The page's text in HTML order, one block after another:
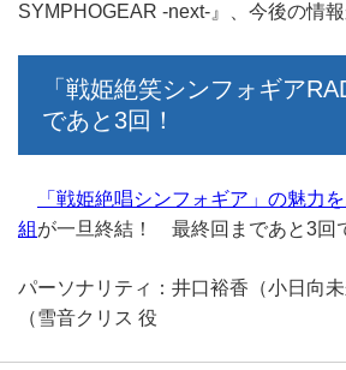
SYMPHOGEAR -next-』、今後の情報
「戦姫絶笑シンフォギア
であと3回！
「戦姫絶唱シンフォギア」の魅力
組が一旦終結！ 最終回まであと3回
パーソナリティ：井口裕香（小日向
（雪音クリス 役